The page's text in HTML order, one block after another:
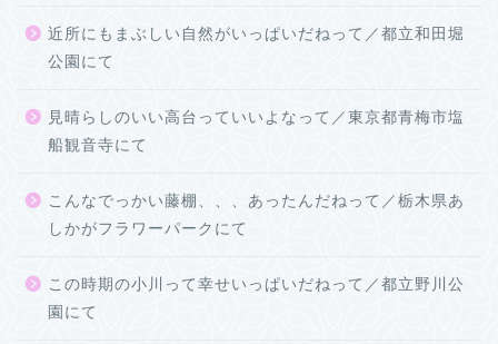
近所にもまぶしい自然がいっぱいだねって／都立和田堀
公園にて
見晴らしのいい高台っていいよなって／東京都青梅市塩
船観音寺にて
こんなでっかい藤棚、、、あったんだねって／栃木県あ
しかがフラワーパークにて
この時期の小川って幸せいっぱいだねって／都立野川公
園にて